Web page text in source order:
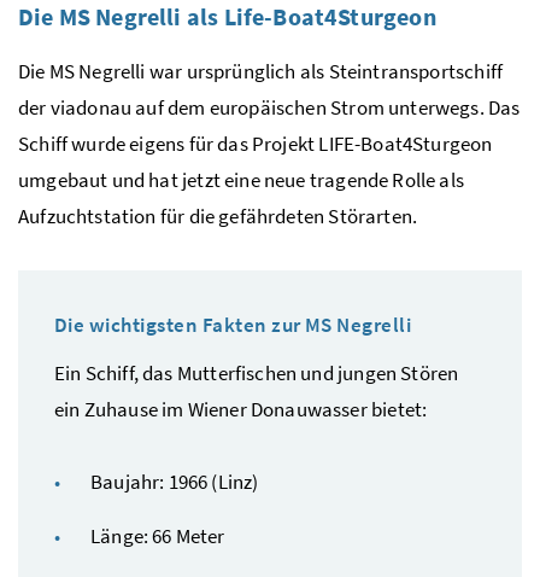
Die MS Negrelli als Life-Boat4Sturgeon
Die MS Negrelli war ursprünglich als Steintransportschiff
der viadonau auf dem europäischen Strom unterwegs. Das
Schiff wurde eigens für das ProjektLIFE-Boat4Sturgeon
umgebaut und hat jetzt eine neue tragende Rolle als
Aufzuchtstation für die gefährdeten Störarten.
Die wichtigsten Fakten zur MS Negrelli
Ein Schiff, das Mutterfischen und jungen Stören
ein Zuhause im Wiener Donauwasser bietet:
Baujahr: 1966 (Linz)
Länge: 66 Meter